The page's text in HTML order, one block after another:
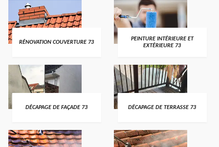
RÉNOVATION COUVERTURE 73
PEINTURE INTÉRIEURE ET
EXTÉRIEURE 73
DÉCAPAGE DE FAÇADE 73 DÉCAPAGE DE TERRASSE 73